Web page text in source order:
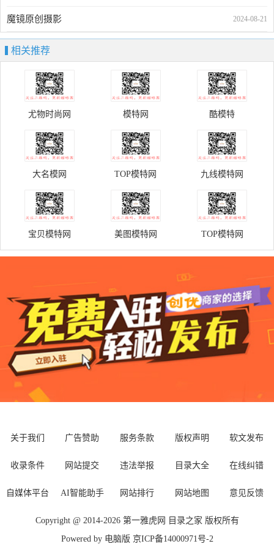
2024-08-21
魔镜原创摄影
相关推荐
尤物时尚网 模特网 酷模特
大名模网 TOP模特网 九线模特网
宝贝模特网 美图模特网 TOP模特网
关于我们 广告赞助 服务条款 版权声明 软文发布
收录条件 网站提交 违法举报 目录大全 在线纠错
自媒体平台 AI智能助手 网站排行 网站地图 意见反馈
Copyright @ 2014-2026 第一雅虎网 目录之家 版权所有
Powered by 电脑版 京ICP备14000971号-2